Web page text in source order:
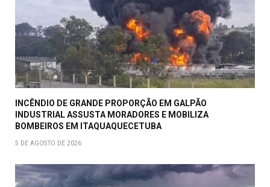
INCÊNDIO DE GRANDE PROPORÇÃO EM GALPÃO
INDUSTRIAL ASSUSTA MORADORES E MOBILIZA
BOMBEIROS EM ITAQUAQUECETUBA
5 DE AGOSTO DE 2026